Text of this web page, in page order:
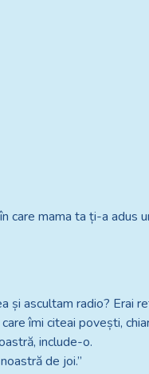
care mama ta ți-a adus
și ascultam radio? Erai
îmi citeai povești,
include-o.
de joi.”